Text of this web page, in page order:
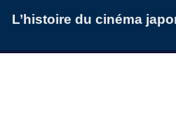
L’histoire du cinéma